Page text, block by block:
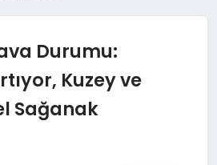
Durumu:
Kuzey ve
Sağanak